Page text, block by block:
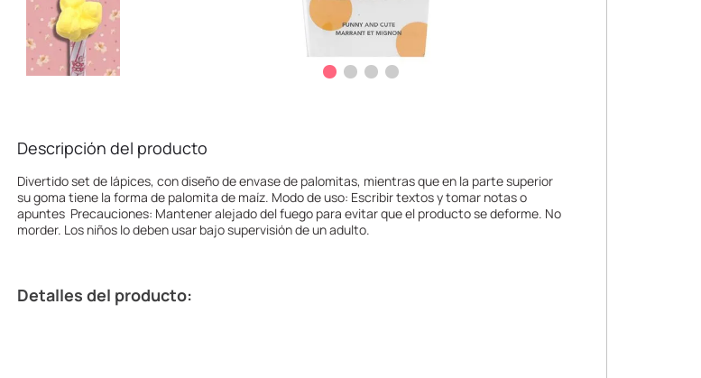
Descripción del producto
Divertido set de lápices, con diseño de envase de palomitas, mientras que en la parte superior
su goma tiene la forma de palomita de maíz. Modo de uso: Escribir textos y tomar notas o
apuntes Precauciones: Mantener alejado del fuego para evitar que el producto se deforme. No
morder. Los niños lo deben usar bajo supervisión de un adulto.
Detalles del producto: